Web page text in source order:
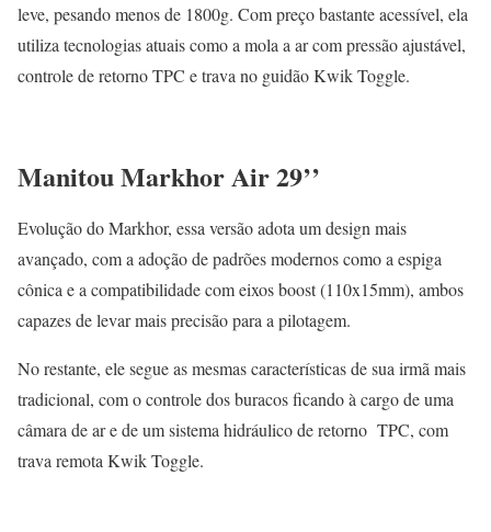
leve, pesando menos de 1800g. Com preço bastante acessível, ela
utiliza tecnologias atuais como a mola a ar com pressão ajustável,
controle de retorno TPC e trava no guidão Kwik Toggle.
Manitou Markhor Air 29’’
Evolução do Markhor, essa versão adota um design mais
avançado, com a adoção de padrões modernos como a espiga
cônica e a compatibilidade com eixos boost (110x15mm), ambos
capazes de levar mais precisão para a pilotagem.
No restante, ele segue as mesmas características de sua irmã mais
tradicional, com o controle dos buracos ficando à cargo de uma
câmara de ar e de um sistema hidráulico de retorno TPC, com
trava remota Kwik Toggle.